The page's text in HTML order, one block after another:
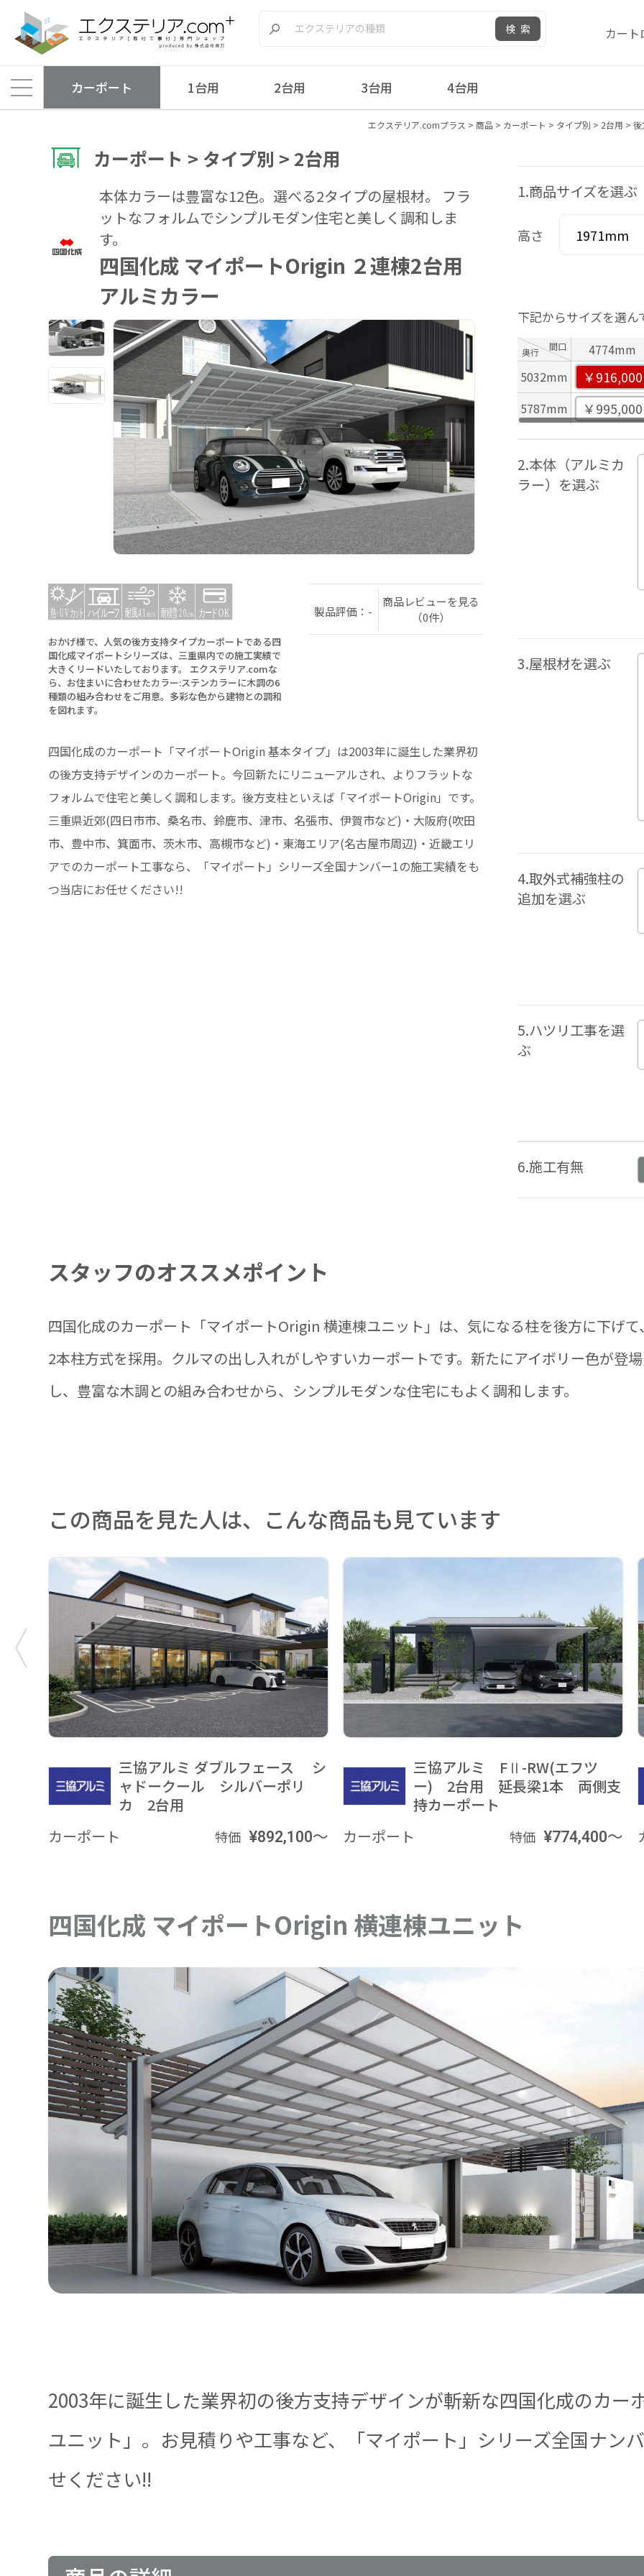
検索 カート
カーポート 1台用 2台用 3台用 4台用
エクステリア.comプラス > 商品> カーポート > タイプ別 > 2台用 > 後
カーポート > タイプ別 > 2台用
本体カラーは豊富な12色。選べる2タイプの屋根材。 フラ
ットなフォルムでシンプルモダン住宅と美しく調和しま
す。
四国化成 マイポートOrigin ２連棟2台用
アルミカラー
おかげ様で、人気の後方支持タイプカーポートである四
国化成マイポートシリーズは、三重県内での施工実績で
大きくリードいたしております。 エクステリア.comな
ら、お住まいに合わせたカラー:ステンカラーに木調の6
種類の組み合わせをご用意。多彩な色から建物との調和
を図れます。
製品評価：-
商品レビューを見る
（0件）
四国化成のカーポート「マイポートOrigin 基本タイプ」は2003年に誕生した業界初
の後方支持デザインのカーポート。今回新たにリニューアルされ、よりフラットな
フォルムで住宅と美しく調和します。後方支柱といえば「マイポートOrigin」です。
三重県近郊(四日市市、桑名市、鈴鹿市、津市、名張市、伊賀市など)・大阪府(吹田
市、豊中市、箕面市、茨木市、高槻市など)・東海エリア(名古屋市周辺)・近畿エリ
アでのカーポート工事なら、「マイポート」シリーズ全国ナンバー1の施工実績をも
つ当店にお任せください!!
1.商品サイズを選ぶ
高さ
下記からサイズを選ん
奥行 間口
4774mm
5032mm
￥916,000
5787mm ￥995,000
2.本体（アルミカ
ラー）を選ぶ
3.屋根材を選ぶ
4.取外式補強柱の
追加を選ぶ
5.ハツリ工事を選
ぶ
6.施工有無
スタッフのオススメポイント
四国化成のカーポート「マイポートOrigin 横連棟ユニット」は、気になる柱を後方に下げて
2本柱方式を採用。クルマの出し入れがしやすいカーポートです。新たにアイボリー色が登場
し、豊富な木調との組み合わせから、シンプルモダンな住宅にもよく調和します。
この商品を見た人は、こんな商品も見ています
三協アルミ ダブルフェース シ
ャドークール シルバーポリ
カ 2台用
カーポート
特価 ¥892,100～
三協アルミ FⅡ-RW(エフツ
ー) 2台用 延長梁1本 両側支
持カーポート
カーポート
特価 ¥774,400～
四国化成 マイポートOrigin 横連棟ユニット
2003年に誕生した業界初の後方支持デザインが斬新な四国化成のカ
ユニット」。お見積りや工事など、「マイポート」シリーズ全国ナン
せください!!